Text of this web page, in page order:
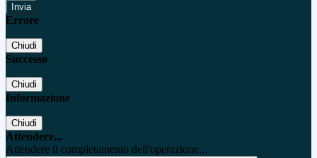
Errore
Chiudi
Successo
Chiudi
Informazione
Chiudi
Attendere...
Attendere il completamento dell'operazione...